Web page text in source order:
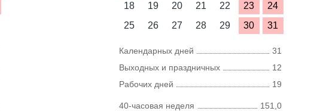
18
19 20 21 22 23
24
25
26 27 28 29 30 31
Календарных дней
31
Выходных и праздничных
12
Рабочих дней
19
40-часовая неделя
151,0